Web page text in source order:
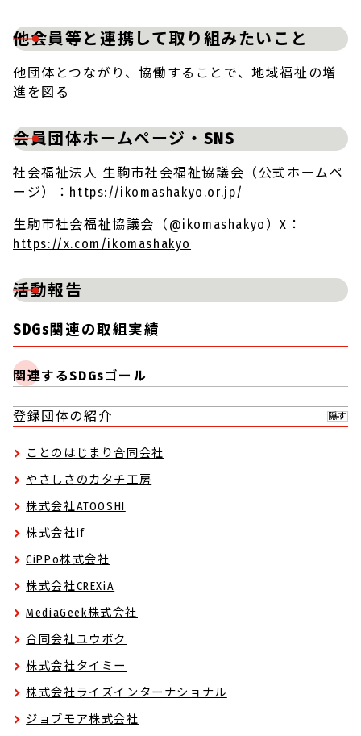
他会員等と連携して取り組みたいこと
他団体とつながり、協働することで、地域福祉の増
進を図る
会員団体ホームページ・SNS
社会福祉法人 生駒市社会福祉協議会（公式ホームペ
ージ）： https://ikomashakyo.or.jp/
生駒市社会福祉協議会（@ikomashakyo）X：
https://x.com/ikomashakyo
活動報告
SDGs関連の取組実績
関連するSDGsゴール
登録団体の紹介 隠す
ことのはじまり合同会社
やさしさのカタチ工房
株式会社ATOOSHI
株式会社if
CiPPo株式会社
株式会社CREXiA
MediaGeek株式会社
合同会社ユウボク
株式会社タイミー
株式会社ライズインターナショナル
ジョブモア株式会社